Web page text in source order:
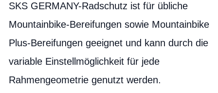
SKS GERMANY-Radschutz ist für übliche
Mountainbike-Bereifungen sowie Mountainbike
Plus-Bereifungen geeignet und kann durch die
variable Einstellmöglichkeit für jede
Rahmengeometrie genutzt werden.